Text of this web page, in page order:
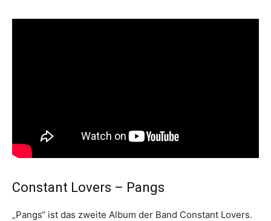
Constant Lovers – Pangs
„Pangs“ ist das zweite Album der Band Constant Lovers.